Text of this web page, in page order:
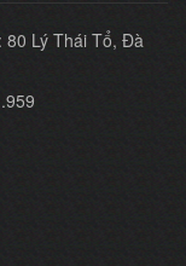
80 Lý Thái Tổ, Đà